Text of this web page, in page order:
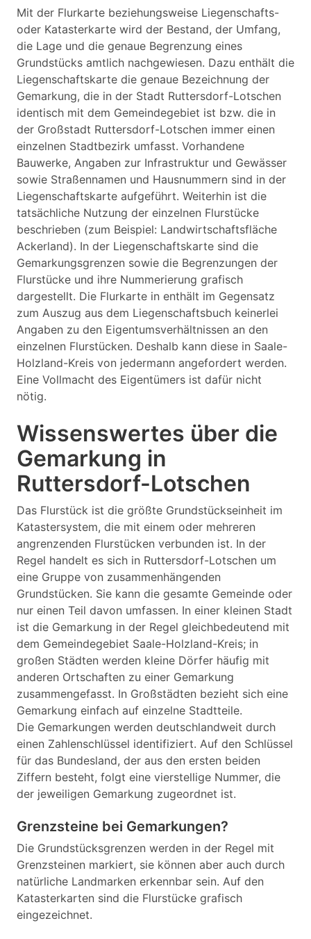
Mit der Flurkarte beziehungsweise Liegenschafts-
oder Katasterkarte wird der Bestand, der Umfang,
die Lage und die genaue Begrenzung eines
Grundstücks amtlich nachgewiesen. Dazu enthält die
Liegenschaftskarte die genaue Bezeichnung der
Gemarkung, die in der Stadt Ruttersdorf-Lotschen
identisch mit dem Gemeindegebiet ist bzw. die in
der Großstadt Ruttersdorf-Lotschen immer einen
einzelnen Stadtbezirk umfasst. Vorhandene
Bauwerke, Angaben zur Infrastruktur und Gewässer
sowie Straßennamen und Hausnummern sind in der
Liegenschaftskarte aufgeführt. Weiterhin ist die
tatsächliche Nutzung der einzelnen Flurstücke
beschrieben (zum Beispiel: Landwirtschaftsfläche
Ackerland). In der Liegenschaftskarte sind die
Gemarkungsgrenzen sowie die Begrenzungen der
Flurstücke und ihre Nummerierung grafisch
dargestellt. Die Flurkarte in enthält im Gegensatz
zum Auszug aus dem Liegenschaftsbuch keinerlei
Angaben zu den Eigentumsverhältnissen an den
einzelnen Flurstücken. Deshalb kann diese in Saale-
Holzland-Kreis von jedermann angefordert werden.
Eine Vollmacht des Eigentümers ist dafür nicht
nötig.
Wissenswertes über die
Gemarkung in
Ruttersdorf-Lotschen
Das Flurstück ist die größte Grundstückseinheit im
Katastersystem, die mit einem oder mehreren
angrenzenden Flurstücken verbunden ist. In der
Regel handelt es sich in Ruttersdorf-Lotschen um
eine Gruppe von zusammenhängenden
Grundstücken. Sie kann die gesamte Gemeinde oder
nur einen Teil davon umfassen. In einer kleinen Stadt
ist die Gemarkung in der Regel gleichbedeutend mit
dem Gemeindegebiet Saale-Holzland-Kreis; in
großen Städten werden kleine Dörfer häufig mit
anderen Ortschaften zu einer Gemarkung
zusammengefasst. In Großstädten bezieht sich eine
Gemarkung einfach auf einzelne Stadtteile.
Die Gemarkungen werden deutschlandweit durch
einen Zahlenschlüssel identifiziert. Auf den Schlüssel
für das Bundesland, der aus den ersten beiden
Ziffern besteht, folgt eine vierstellige Nummer, die
der jeweiligen Gemarkung zugeordnet ist.
Grenzsteine bei Gemarkungen?
Die Grundstücksgrenzen werden in der Regel mit
Grenzsteinen markiert, sie können aber auch durch
natürliche Landmarken erkennbar sein. Auf den
Katasterkarten sind die Flurstücke grafisch
eingezeichnet.